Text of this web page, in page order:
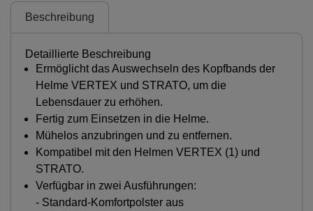
Beschreibung
Detaillierte Beschreibung
Ermöglicht das Auswechseln des Kopfbands der
Helme VERTEX und STRATO, um die
Lebensdauer zu erhöhen.
Fertig zum Einsetzen in die Helme.
Mühelos anzubringen und zu entfernen.
Kompatibel mit den Helmen VERTEX (1) und
STRATO.
Verfügbar in zwei Ausführungen:
- Standard-Komfortpolster aus